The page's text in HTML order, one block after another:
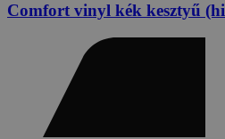
Comfort vinyl kék kesztyű